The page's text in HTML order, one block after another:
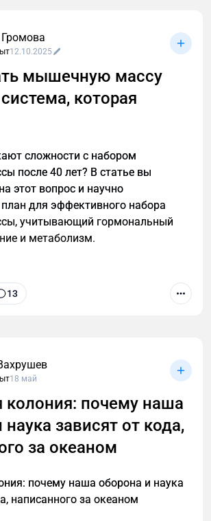
организму нужен особый
Узнайте, как преодолеть
сохранить мышечную
стратегии тренировок и
12.10.2025
мышечную массу
которая
сложности с набором
после 40 лет? В статье вы
этот вопрос и научно
для эффективного набора
учитывающий гормональный
и метаболизм.
13
18 май
колония: почему наша
зависят от кода,
за океаном
почему наша оборона и наука
написанного за океаном